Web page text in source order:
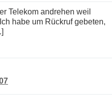
habe um Rückruf gebeten,